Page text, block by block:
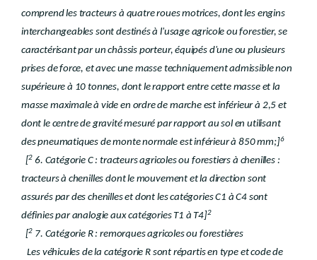
comprend les tracteurs à quatre roues motrices, dont les engins
interchangeables sont destinés à l'usage agricole ou forestier, se
caractérisant par un châssis porteur, équipés d'une ou plusieurs
prises de force, et avec une masse techniquement admissible non
supérieure à 10 tonnes, dont le rapport entre cette masse et la
masse maximale à vide en ordre de marche est inférieur à 2,5 et
dont le centre de gravité mesuré par rapport au sol en utilisant
des pneumatiques de monte normale est inférieur à 850 mm;]6
[2 6. Catégorie C : tracteurs agricoles ou forestiers à chenilles :
tracteurs à chenilles dont le mouvement et la direction sont
assurés par des chenilles et dont les catégories C1 à C4 sont
définies par analogie aux catégories T1 à T4]2
[2 7. Catégorie R : remorques agricoles ou forestières
Les véhicules de la catégorie R sont répartis en type et code de